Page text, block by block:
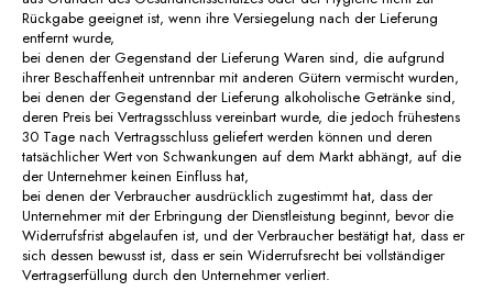
Rückgabe geeignet ist, wenn ihre Versiegelung nach der Lieferung
entfernt wurde,
bei denen der Gegenstand der Lieferung Waren sind, die aufgrund
ihrer Beschaffenheit untrennbar mit anderen Gütern vermischt wurden,
bei denen der Gegenstand der Lieferung alkoholische Getränke sind,
deren Preis bei Vertragsschluss vereinbart wurde, die jedoch frühestens
30 Tage nach Vertragsschluss geliefert werden können und deren
tatsächlicher Wert von Schwankungen auf dem Markt abhängt, auf die
der Unternehmer keinen Einfluss hat,
bei denen der Verbraucher ausdrücklich zugestimmt hat, dass der
Unternehmer mit der Erbringung der Dienstleistung beginnt, bevor die
Widerrufsfrist abgelaufen ist, und der Verbraucher bestätigt hat, dass er
sich dessen bewusst ist, dass er sein Widerrufsrecht bei vollständiger
Vertragserfüllung durch den Unternehmer verliert.